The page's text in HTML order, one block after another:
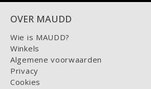
OVER MAUDD
Wie is MAUDD?
Winkels
Algemene voorwaarden
Privacy
Cookies